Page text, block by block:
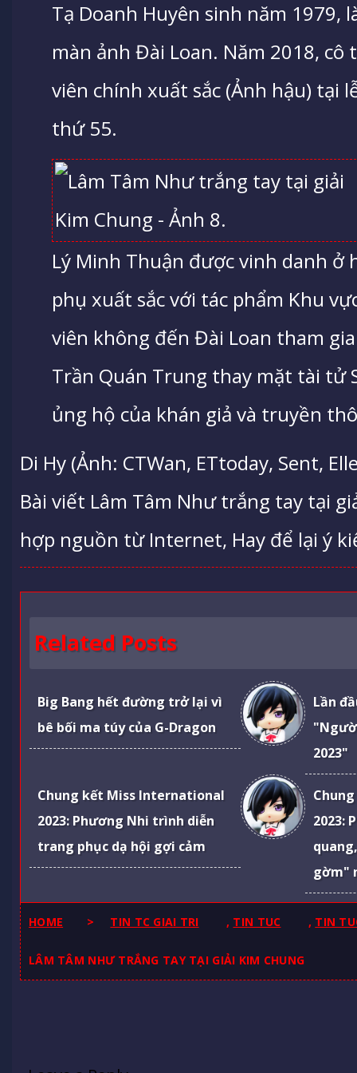
Tạ Doanh Huyên sinh năm 1979,
màn ảnh Đài Loan. Năm 2018,
viên chính xuất sắc (Ảnh hậu) tại
thứ 55.
Lý Minh Thuận được vinh danh ở
phụ xuất sắc với tác phẩm Khu
viên không đến Đài Loan tham
Trần Quán Trung thay mặt tài tử
ủng hộ của khán giả và truyền
Di Hy (Ảnh: CTWan, ETtoday, Sent,
Bài viết Lâm Tâm Như trắng tay tại
hợp nguồn từ Internet, Hay để lại ý
Related Posts
Big Bang hết đường trở lại vì
bê bối ma túy của G-Dragon
Lần
2023"
Chung kết Miss International
2023: Phương Nhi trình diễn
trang phục dạ hội gợi cảm
2023:
gờm"
HOME > TIN TC GIAI TRI , TIN TUC , TIN
LÂM TÂM NHƯ TRẮNG TAY TẠI GIẢI KIM CHUNG